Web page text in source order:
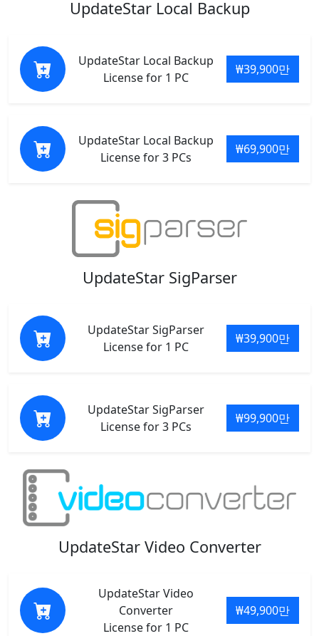
UpdateStar Local Backup
UpdateStar Local Backup
License for 1 PC
₩39,900만
UpdateStar Local Backup
License for 3 PCs
₩69,900만
UpdateStar SigParser
UpdateStar SigParser
License for 1 PC
₩39,900만
UpdateStar SigParser
License for 3 PCs
₩99,900만
UpdateStar Video Converter
UpdateStar Video
Converter
License for 1 PC
₩49,900만